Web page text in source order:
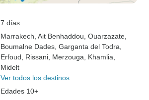
7 días
Marrakech , Ait Benhaddou , Ouarzazate
Boumalne Dades , Garganta del Todra
Erfoud , Rissani , Merzouga , Khamlia
Midelt
Ver todos los destinos
Edades 10+